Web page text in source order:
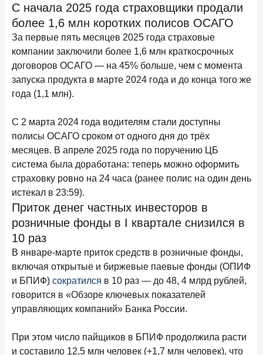
ИССЛЕДОВАНИЕ
Ипотека в России: итоги апреля 2026 года в цифрах
13 мая 2026 года ИССЛЕДОВАНИЕ
«Ни один зарубежный private банк не может
сравниться с российским»
По итогам апреля 2026 года объем выдач кредитов
составил 968 млрд руб.
29 апреля 2026 года ИССЛЕДОВАНИЕ
Конкуренция на рынке инвестиционно-страховых
продуктов усиливается
Привязанность побеждает ставку? Как выбирают банк
для сбережений в 2026 году
27 апреля 2026 года ИССЛЕДОВАНИЕ
Банки скорректировали доходность вкладов после
снижения ключевой ставки до 14,5%
Цифра дня
-0,15
С начала 2025 года страховщики продали
более 1,6 млн коротких полисов ОСАГО
За первые пять месяцев 2025 года страховые
компании заключили более 1,6 млн краткосрочных
договоров ОСАГО — на 45% больше, чем с момента
запуска продукта в марте 2024 года и до конца того же
года (1,1 млн).
С 2 марта 2024 года водителям стали доступны
полисы ОСАГО сроком от одного дня до трёх
месяцев. В апреле 2025 года по поручению ЦБ
система была доработана: теперь можно оформить
страховку ровно на 24 часа (ранее полис на один день
истекал в 23:59).
Приток денег частных инвесторов в
розничные фонды в I квартале снизился в
10 раз
В январе-марте приток средств в розничные фонды,
включая открытые и биржевые паевые фонды (ОПИФ
и БПИФ) сократился в 10 раз — до 48, 4 млрд рублей,
говорится в «Обзоре ключевых показателей
управляющих компаний» Банка России.
При этом число пайщиков в БПИФ продолжила расти
и составило 12,5 млн человек (+1,7 млн человек), что